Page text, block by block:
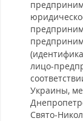
лицо-
Украины,
Свято-